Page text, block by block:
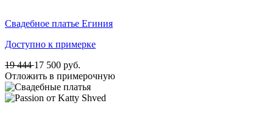
Свадебное платье Егиния
Доступно к примерке
19 44417 500 руб.
Отложить в примерочную